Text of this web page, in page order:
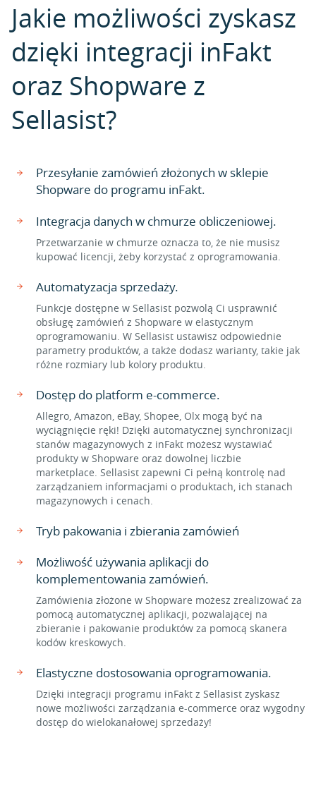
Jakie możliwości zyskasz
dzięki integracji inFakt
oraz Shopware z
Sellasist?
Przesyłanie zamówień złożonych w sklepie
Shopware do programu inFakt.
Integracja danych w chmurze obliczeniowej.
Przetwarzanie w chmurze oznacza to, że nie musisz
kupować licencji, żeby korzystać z oprogramowania.
Automatyzacja sprzedaży.
Funkcje dostępne w Sellasist pozwolą Ci usprawnić
obsługę zamówień z Shopware w elastycznym
oprogramowaniu. W Sellasist ustawisz odpowiednie
parametry produktów, a także dodasz warianty, takie jak
różne rozmiary lub kolory produktu.
Dostęp do platform e-commerce.
Allegro, Amazon, eBay, Shopee, Olx mogą być na
wyciągnięcie ręki! Dzięki automatycznej synchronizacji
stanów magazynowych z inFakt możesz wystawiać
produkty w Shopware oraz dowolnej liczbie
marketplace. Sellasist zapewni Ci pełną kontrolę nad
zarządzaniem informacjami o produktach, ich stanach
magazynowych i cenach.
Tryb pakowania i zbierania zamówień
Możliwość używania aplikacji do
komplementowania zamówień.
Zamówienia złożone w Shopware możesz zrealizować za
pomocą automatycznej aplikacji, pozwalającej na
zbieranie i pakowanie produktów za pomocą skanera
kodów kreskowych.
Elastyczne dostosowania oprogramowania.
Dzięki integracji programu inFakt z Sellasist zyskasz
nowe możliwości zarządzania e-commerce oraz wygodny
dostęp do wielokanałowej sprzedaży!